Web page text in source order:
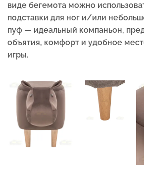
виде бегемота можно
подставки для ног и/или
пуф — идеальный компаньон,
объятия, комфорт и удобное
игры.